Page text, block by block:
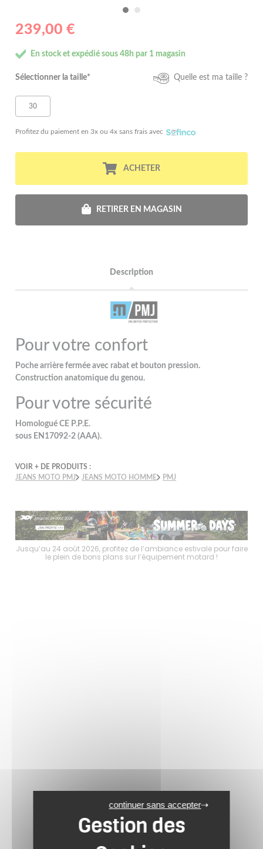
239,00 €
En stock et expédié sous 48h par 1 magasin
Sélectionner la taille* Quelle est ma taille ?
30
Profitez du paiement en 3x ou 4x sans frais avec
ACHETER
RETIRER EN MAGASIN
Description
Pour votre confort
Poche arrière fermée avec rabat et bouton pression.
Construction anatomique du genou.
Pour votre sécurité
Homologué CE P.P.E.
sous EN17092-2 (AAA).
VOIR + DE PRODUITS :
JEANS MOTO PMJ
JEANS MOTO HOMME PMJ
de l’ambiance estivale pour faire
sur l’équipement motard !
Jusqu’au 24 août 2026, profitez
le plein de bons plans
continuer sans accepter